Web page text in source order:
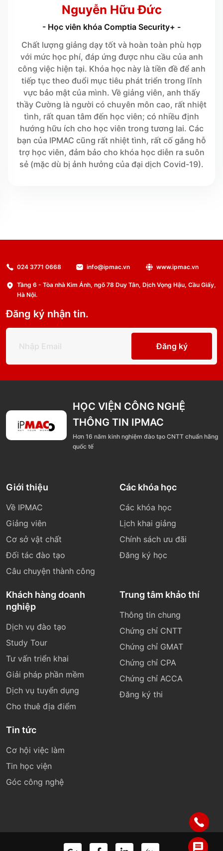
Nguyễn Hữu Đức
- Học viên khóa Comptia Security+ -
Chất lượng giảng dạy tốt và hoàn toàn phù hợp
với mức học phí, đáp ứng được nhu cầu của anh
công việc hiện tại. Khóa học này là tiền đề để anh
tiếp tục theo đuổi mục tiêu phát triển trong lĩnh
vực bảo mật của mình. Về giảng viên, anh thấy
thầy Cường là người có chuyên môn cao, rất nhiệt
tình, rất quan tâm đến học viên; có nhiều định
hướng hữu ích cho học viên trong tương lai. Các
bạn của IPMAC cũng rất nhiệt tình, rất cố gắng hỗ
trợ học viên, đảm bảo cho khóa học diễn ra suôn
sẻ (mặc dù bị ảnh hưởng của đại dịch Covid-19).
024 3771 0668 info@ipmac.vn www.ipmac.vn
Tầng 6 - Tòa nhà Kim Ánh, ngõ 78 Duy Tân, Dịch Vọng Hậu, Cầu Giấy,
Hà Nội.
Đăng ký nhận tin.
Đăng ký
HỌC VIỆN CÔNG NGHỆ
THÔNG TIN IPMAC
Hơn 16 năm kinh nghiệm đào tạo CNTT chuẩn hãng
quốc tế
Giới thiệu
Về IPMAC
Giảng viên
Cơ sở vật chất
Đối tác đào tạo
Câu chuyện thành công
Các khóa học
Các khóa học
Lịch khai giảng
Chính sách ưu đãi
Đăng ký học
Khách hàng doanh
nghiệp
Dịch vụ đào tạo
Study Tour
Tư vấn triển khai
Giải pháp phần mềm
Dịch vụ tuyển dụng
Cho thuê địa điểm
Trung tâm khảo thí
Thông tin chung
Chứng chỉ CNTT
Chứng chỉ GMAT
Chứng chỉ CPA
Chứng chỉ ACCA
Đăng ký thi
Tin tức
Cơ hội việc làm
Tin học viện
Góc công nghệ